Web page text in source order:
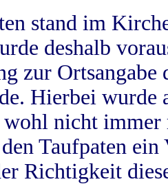
stand im
deshalb
zur
Hierbei wurde
wohl nicht
Taufpaten
Richtigkeit